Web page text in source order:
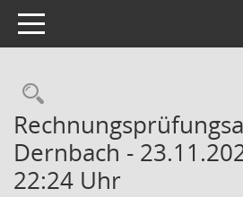
Toggle navigation
Rechercheauswahl
Dernbach -
22:24 Uhr